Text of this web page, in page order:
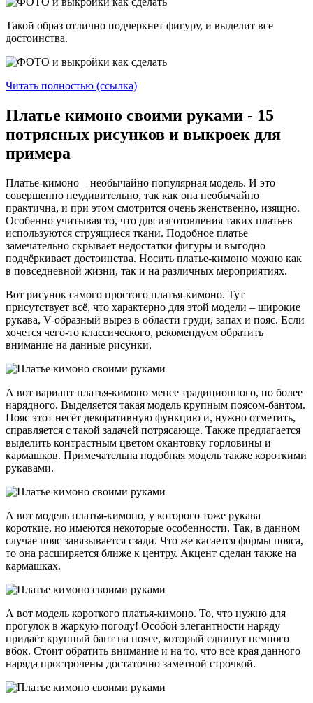
Такой образ отлично подчеркнет фигуру, и выделит все
достоинства.
Читать полностью (ссылка)
Платье кимоно своими руками - 15
потрясных рисунков и выкроек для
примера
Платье-кимоно – необычайно популярная модель. И это
совершенно неудивительно, так как она необычайно
практична, и при этом смотрится очень женственно, изящно.
Особенно учитывая то, что для изготовления таких платьев
используются струящиеся ткани. Подобное платье
замечательно скрывает недостатки фигуры и выгодно
подчёркивает достоинства. Носить платье-кимоно можно как
в повседневной жизни, так и на различных мероприятиях.
Вот рисунок самого простого платья-кимоно. Тут
присутствует всё, что характерно для этой модели – широкие
рукава, V-образный вырез в области груди, запах и пояс. Если
хочется чего-то классического, рекомендуем обратить
внимание на данные рисунки.
А вот вариант платья-кимоно менее традиционного, но более
нарядного. Выделяется такая модель крупным поясом-бантом.
Пояс этот несёт декоративную функцию и, нужно отметить,
справляется с такой задачей потрясающе. Также предлагается
выделить контрастным цветом окантовку горловины и
кармашков. Примечательна подобная модель также короткими
рукавами.
А вот модель платья-кимоно, у которого тоже рукава
короткие, но имеются некоторые особенности. Так, в данном
случае пояс завязывается сзади. Что же касается формы пояса,
то она расширяется ближе к центру. Акцент сделан также на
кармашках.
А вот модель короткого платья-кимоно. То, что нужно для
прогулок в жаркую погоду! Особой элегантности наряду
придаёт крупный бант на поясе, который сдвинут немного
вбок. Стоит обратить внимание и на то, что все края данного
наряда прострочены достаточно заметной строчкой.